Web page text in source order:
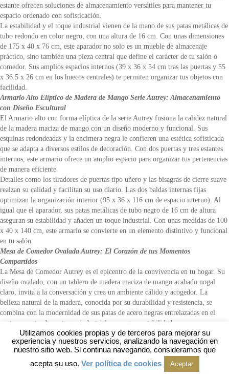
estante ofrecen soluciones de almacenamiento versátiles para mantener tu
espacio ordenado con sofisticación.
La estabilidad y el toque industrial vienen de la mano de sus patas metálicas de
tubo redondo en color negro, con una altura de 16 cm. Con unas dimensiones
de 175 x 40 x 76 cm, este aparador no solo es un mueble de almacenaje
práctico, sino también una pieza central que define el carácter de tu salón o
comedor. Sus amplios espacios internos (39 x 36 x 54 cm tras las puertas y 55
x 36.5 x 26 cm en los huecos centrales) te permiten organizar tus objetos con
facilidad.
Armario Alto Elíptico de Madera de Mango Serie Autrey: Almacenamiento
con Diseño Escultural
El Armario alto con forma elíptica de la serie Autrey fusiona la calidez natural
de la madera maciza de mango con un diseño moderno y funcional. Sus
esquinas redondeadas y la encimera negra le confieren una estética sofisticada
que se adapta a diversos estilos de decoración. Con dos puertas y tres estantes
internos, este armario ofrece un amplio espacio para organizar tus pertenencias
de manera eficiente.
Detalles como los tiradores de puertas tipo uñero y las bisagras de cierre suave
realzan su calidad y facilitan su uso diario. Las dos baldas internas fijas
optimizan la organización interior (95 x 36 x 116 cm de espacio interno). Al
igual que el aparador, sus patas metálicas de tubo negro de 16 cm de altura
aseguran su estabilidad y añaden un toque industrial. Con unas medidas de 100
x 40 x 140 cm, este armario se convierte en un elemento distintivo y funcional
en tu salón.
Mesa de Comedor Ovalada Autrey: El Corazón de tus Momentos
Compartidos
La Mesa de Comedor Autrey es el epicentro de la convivencia en tu hogar. Su
diseño ovalado, con un tablero de madera maciza de mango acabado nogal
claro, invita a la conversación y crea un ambiente cálido y acogedor. La
belleza natural de la madera, conocida por su durabilidad y resistencia, se
combina con la modernidad de sus patas de acero negras entrelazadas en el
centro, aportando un toque industrial y una gran estabilidad.
Con unas generosas dimensiones de 180×90 cm, esta mesa ofrece espacio para
hasta 8 comensales, ideal para reuniones familiares y cenas con amigos. Su
fácil montaje, que solo requiere la fijación del pie central, te permite disfrutar
rápidamente de este mueble que se convertirá en el protagonista de tu comedor.
Mueble TV Elíptico de Madera de Mango Serie Autrey: Centro de
Utilizamos cookies propias y de terceros para mejorar su
experiencia y nuestros servicios, analizando la navegación en
nuestro sitio web. Si continua navegando, consideramos que
acepta su uso. Ver política de cookies Aceptar